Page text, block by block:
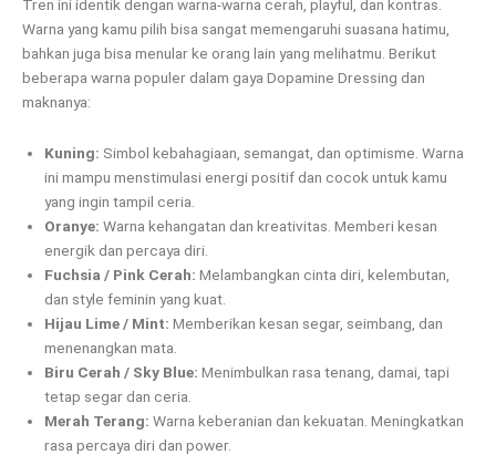
Tren ini identik dengan warna-warna cerah, playful, dan kontras.
Warna yang kamu pilih bisa sangat memengaruhi suasana hatimu,
bahkan juga bisa menular ke orang lain yang melihatmu. Berikut
beberapa warna populer dalam gaya Dopamine Dressing dan
maknanya:
Kuning: Simbol kebahagiaan, semangat, dan optimisme. Warna
ini mampu menstimulasi energi positif dan cocok untuk kamu
yang ingin tampil ceria.
Oranye: Warna kehangatan dan kreativitas. Memberi kesan
energik dan percaya diri.
Fuchsia / Pink Cerah: Melambangkan cinta diri, kelembutan,
dan style feminin yang kuat.
Hijau Lime / Mint: Memberikan kesan segar, seimbang, dan
menenangkan mata.
Biru Cerah / Sky Blue: Menimbulkan rasa tenang, damai, tapi
tetap segar dan ceria.
Merah Terang: Warna keberanian dan kekuatan. Meningkatkan
rasa percaya diri dan power.